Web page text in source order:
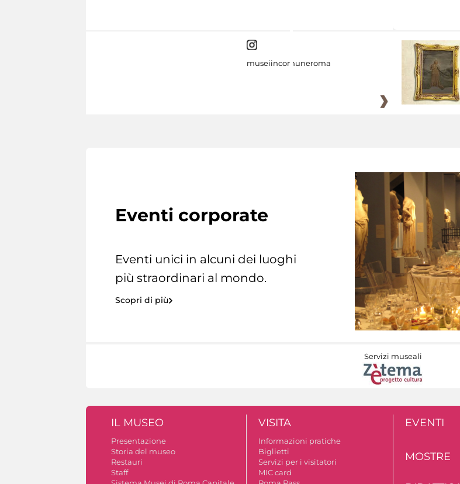
museiincomuneroma
Eventi corporate
Eventi unici in alcuni dei luoghi
più straordinari al mondo.
Scopri di più
Servizi museali
IL MUSEO
Presentazione
Storia del museo
Restauri
Staff
VISITA
Informazioni pratiche
Biglietti
Servizi per i visitatori
MIC card
EVENTI
MOSTRE